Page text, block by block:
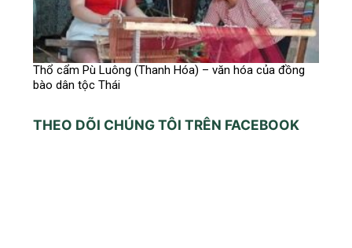
Thổ cẩm Pù Luông (Thanh Hóa) – văn hóa của đồng
bào dân tộc Thái
THEO DÕI CHÚNG TÔI TRÊN FACEBOOK